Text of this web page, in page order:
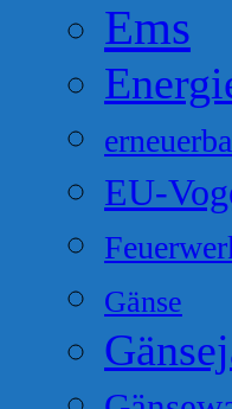
Ems
EU-
Gänse